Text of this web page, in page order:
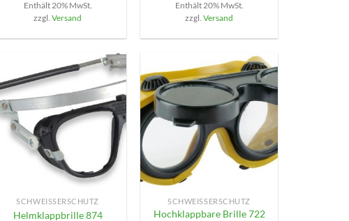
Enthält 20% MwSt.
zzgl.Versand
Enthält 20% MwSt.
zzgl.Versand
SCHWEISSERSCHUTZ
Helmklappbrille 874
+
SCHWEISSERSCHUTZ
Hochklappbare Brille 722